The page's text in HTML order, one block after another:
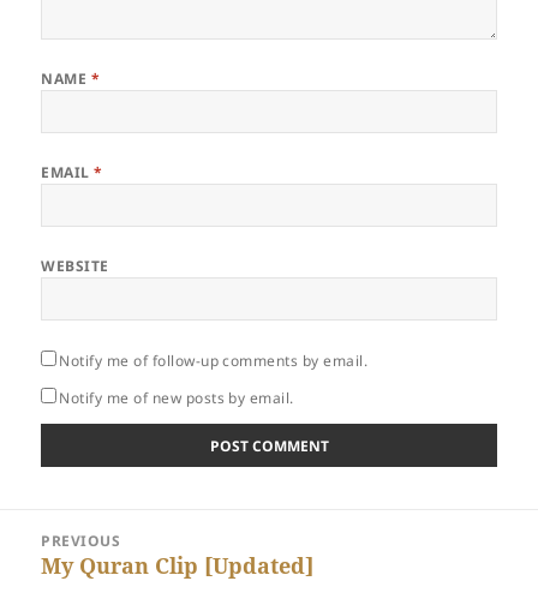
NAME *
EMAIL*
WEBSITE
Notify me of follow-up comments by email.
Notify me of new posts by email.
navigation
PREVIOUS
Previous
My Quran Clip [Updated]